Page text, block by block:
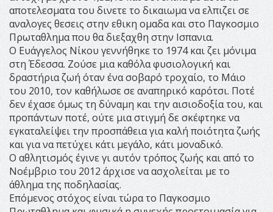
αποτελεσματα του δινετε το δικαιωμα να ελπιζει σε
αναλογες θεσεις στην εθικη ομαδα και στο Παγκοσμιο
Πρωταθλημα που θα διεξαχθη στην Ισπανια.
Ο Ευάγγελος Νίκου γεννήθηκε το 1974 και ζει μόνιμα
στη Έδεσσα. Ζούσε μια καθόλα φυσιολογική και
δραστήρια ζωή όταν ένα σοβαρό τροχαίο, το Μάιο
του 2010, τον καθήλωσε σε αναπηρικό καρότσι. Ποτέ
δεν έχασε όμως τη δύναμη και την αισιοδοξία του, και
προπάντων ποτέ, ούτε μια στιγμή δε σκέφτηκε να
εγκαταλείψει την προσπάθεια για καλή ποιότητα ζωής
και για να πετύχει κάτι μεγάλο, κάτι μοναδικό.
Ο αθλητισμός έγινε γι αυτόν τρόπος ζωής και από το
Νοέμβριο του 2012 άρχισε να ασχολείται με το
άθλημα της ποδηλασίας.
Επόμενος στόχος είναι τώρα το Παγκοσμιο